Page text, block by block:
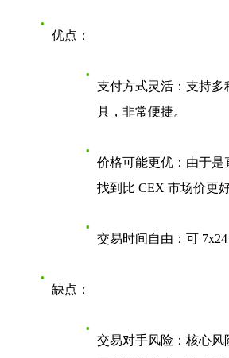
优点 ：
支付方式灵活 ：支持
具，非常便捷。
价格可能更优 ：由于
找到比 CEX 市场价更
交易时间自由 ：可
缺点 ：
交易对手风险 ：核心